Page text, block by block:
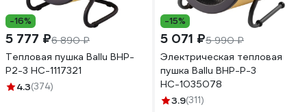
-16%
5 777 ₽6 890 ₽
Тепловая пушка Ballu BHP-
P2-3 НС-1117321
4.3(374)
-15%
5 071 ₽5 990 ₽
Электрическая тепловая
пушка Ballu BHP-P-3
НС-1035078
3.9(311)